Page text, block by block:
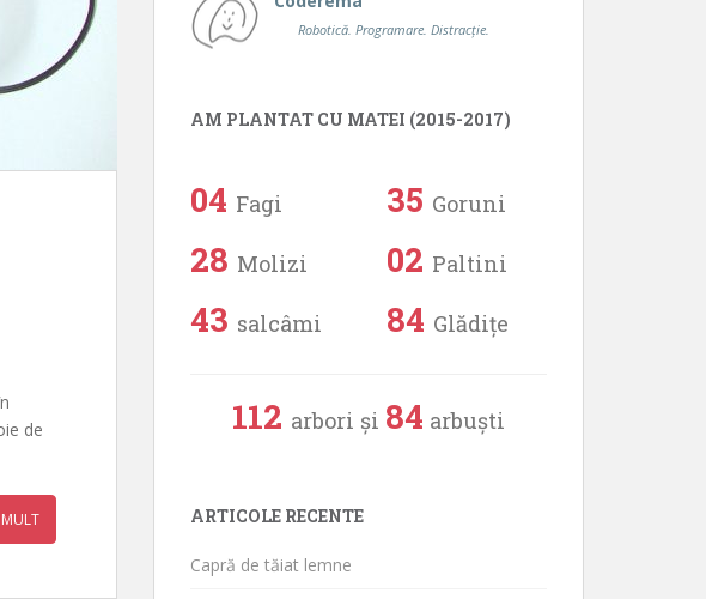
de
Robotică. Programare. Distracție.
AM PLANTAT CU MATEI (2015-2017)
04 Fagi
28 Molizi
43 salcâmi
35 Goruni
02 Paltini
84 Glădițe
112 arbori și 84 arbuști
ARTICOLE RECENTE
Capră de tăiat lemne